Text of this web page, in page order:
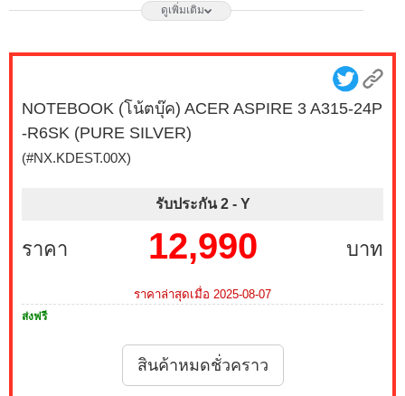
( เฉพาะสั่งซื้อ ออนไลน์ เท่านั้น ) GIFTBOX JIB SMILEY
FOR NOTEBOOK
ดูเพิ่มเติม
NOTEBOOK (โน้ตบุ๊ค) ACER ASPIRE 3 A315-24P
-R6SK (PURE SILVER)
(#NX.KDEST.00X)
รับประกัน 2 - Y
ราคา บาท
12,990
ราคาล่าสุดเมื่อ 2025-08-07
ส่งฟรี
สินค้าหมดชั่วคราว